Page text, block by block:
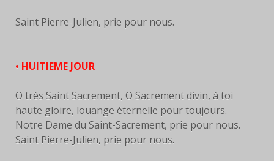
Saint Pierre-Julien, prie pour nous.
• HUITIEME JOUR
O très Saint Sacrement, O Sacrement divin, à toi
haute gloire, louange éternelle pour toujours.
Notre Dame du Saint-Sacrement, prie pour nous.
Saint Pierre-Julien, prie pour nous.